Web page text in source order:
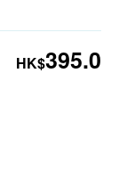
HK$395.0